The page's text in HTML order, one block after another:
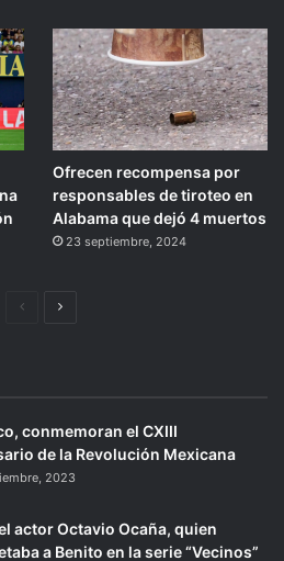
Ofrecen recompensa por
responsables de tiroteo en
Alabama que dejó 4 muertos
23 septiembre, 2024
PáginaSiguiente
conmemoran el CXIII
de la Revolución Mexicana
2023
actor Octavio Ocaña, quien
a Benito en la serie “Vecinos”